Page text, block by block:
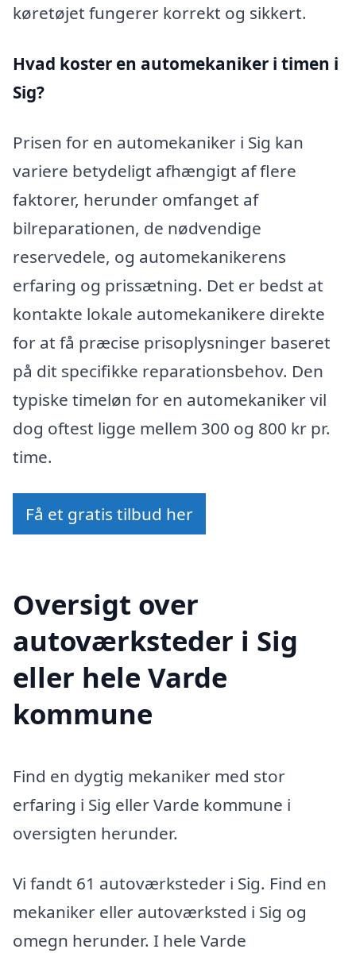
køretøjet fungerer korrekt og sikkert.
Hvad koster en automekaniker i timen i
Sig?
Prisen for en automekaniker i Sig kan
variere betydeligt afhængigt af flere
faktorer, herunder omfanget af
bilreparationen, de nødvendige
reservedele, og automekanikerens
erfaring og prissætning. Det er bedst at
kontakte lokale automekanikere direkte
for at få præcise prisoplysninger baseret
på dit specifikke reparationsbehov. Den
typiske timeløn for en automekaniker vil
dog oftest ligge mellem 300 og 800 kr pr.
time.
Få et gratis tilbud her
Oversigt over
autoværksteder i Sig
eller hele Varde
kommune
Find en dygtig mekaniker med stor
erfaring i Sig eller Varde kommune i
oversigten herunder.
Vi fandt 61 autoværksteder i Sig. Find en
mekaniker eller autoværksted i Sig og
omegn herunder. I hele Varde